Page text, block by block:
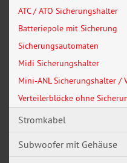
ATC / ATO Sicherungshalter
Batteriepole mit Sicherung
Sicherungsautomaten
Midi Sicherungshalter
Mini-ANL Sicherungshalter /
Verteilerblöcke ohne
Stromkabel
Subwoofer mit Gehäuse